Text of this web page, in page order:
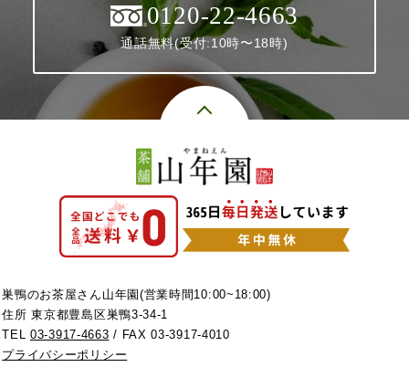
0120-22-4663
通話無料(受付:10時〜18時)
巣鴨のお茶屋さん山年園(営業時間10:00~18:00)
住所 東京都豊島区巣鴨3-34-1
TEL03-3917-4663 / FAX 03-3917-4010
プライバシーポリシー